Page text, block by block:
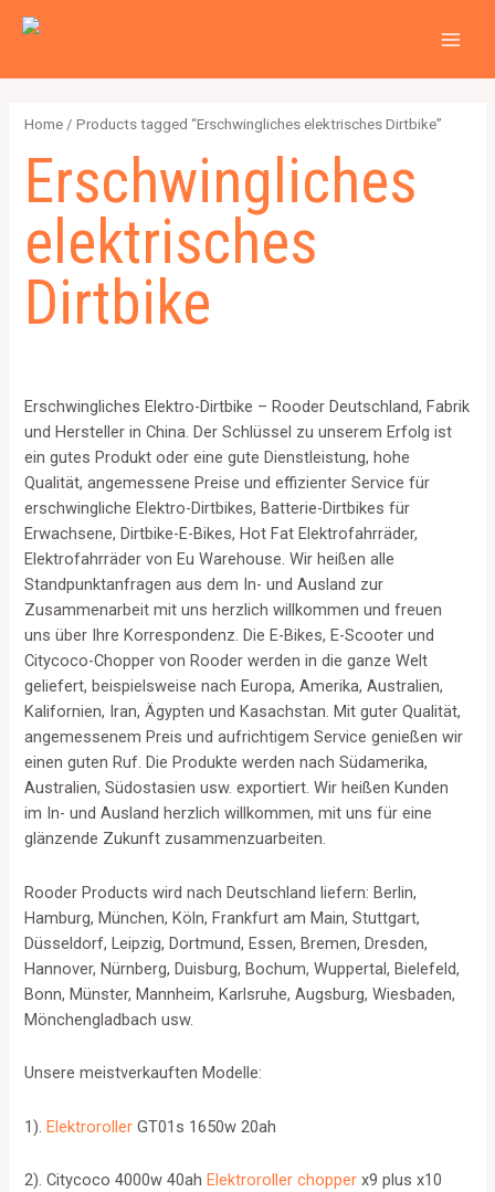
Inhalt
6
r
o
d
c
r
u
c
t
s
r
u
r
u
c
r
u
c
t
s
7
o
d
u
c
Home / Products tagged “Erschwingliches elektrisches Dirtbike”
Erschwingliches
elektrisches
Dirtbike
Erschwingliches Elektro-Dirtbike – Rooder Deutschland, Fabrik
und Hersteller in China. Der Schlüssel zu unserem Erfolg ist
ein gutes Produkt oder eine gute Dienstleistung, hohe
Qualität, angemessene Preise und effizienter Service für
erschwingliche Elektro-Dirtbikes, Batterie-Dirtbikes für
Erwachsene, Dirtbike-E-Bikes, Hot Fat Elektrofahrräder,
Elektrofahrräder von Eu Warehouse. Wir heißen alle
Standpunktanfragen aus dem In- und Ausland zur
Zusammenarbeit mit uns herzlich willkommen und freuen
uns über Ihre Korrespondenz. Die E-Bikes, E-Scooter und
Citycoco-Chopper von Rooder werden in die ganze Welt
geliefert, beispielsweise nach Europa, Amerika, Australien,
Kalifornien, Iran, Ägypten und Kasachstan. Mit guter Qualität,
angemessenem Preis und aufrichtigem Service genießen wir
einen guten Ruf. Die Produkte werden nach Südamerika,
Australien, Südostasien usw. exportiert. Wir heißen Kunden
im In- und Ausland herzlich willkommen, mit uns für eine
glänzende Zukunft zusammenzuarbeiten.
Rooder Products wird nach Deutschland liefern: Berlin,
Hamburg, München, Köln, Frankfurt am Main, Stuttgart,
Düsseldorf, Leipzig, Dortmund, Essen, Bremen, Dresden,
Hannover, Nürnberg, Duisburg, Bochum, Wuppertal, Bielefeld,
Bonn, Münster, Mannheim, Karlsruhe, Augsburg, Wiesbaden,
Mönchengladbach usw.
Unsere meistverkauften Modelle:
1).Elektroroller GT01s 1650w 20ah
2). Citycoco 4000w 40ah Elektroroller chopper x9 plus x10